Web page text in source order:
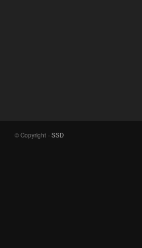
© Copyright - SSD